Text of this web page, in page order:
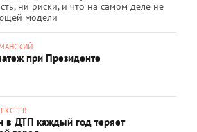
ни риски, и что на самом деле не
модели
при Президенте
в ДТП каждый год теряет